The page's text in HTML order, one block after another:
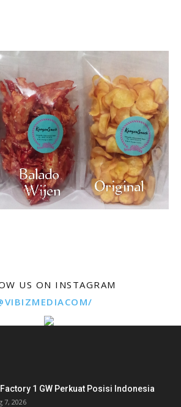
US ON INSTAGRAM
1 GW Perkuat Posisi Indonesia
7, 2026